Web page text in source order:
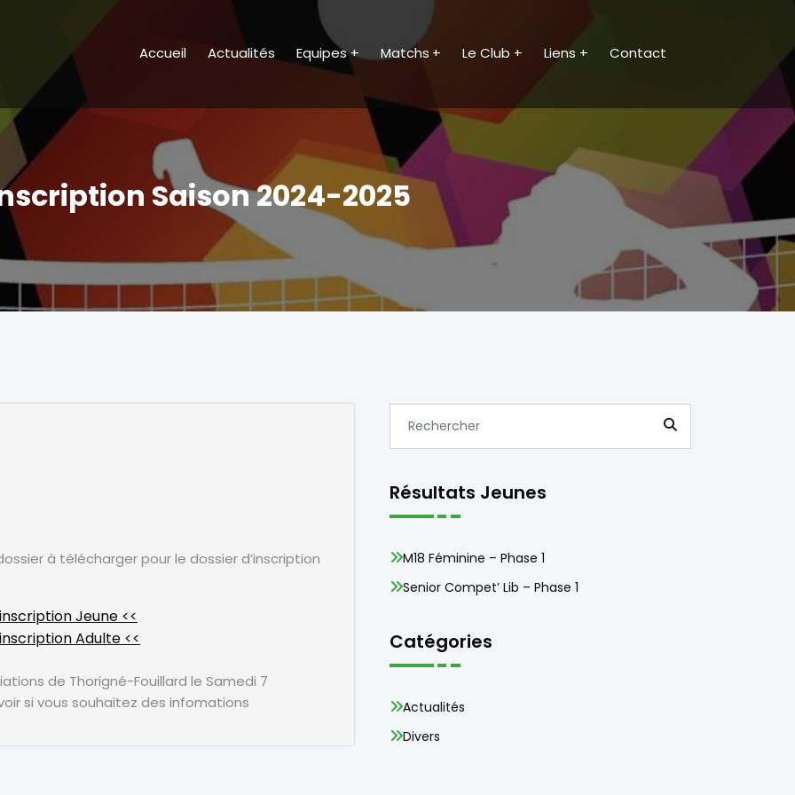
sur le site du TFVB – Thorigné-Fouillard Volley
Accueil Actualités Equipes Matchs Le Club Liens Contact
Saison 2024-2025
à télécharger pour le dossier d’inscription
Jeune <<
Adulte <<
de Thorigné-Fouillard le Samedi 7
si vous souhaitez des infomations
Résultats Jeunes
M18 Féminine – Phase 1
Senior Compet’ Lib – Phase 1
Catégories
Actualités
Divers